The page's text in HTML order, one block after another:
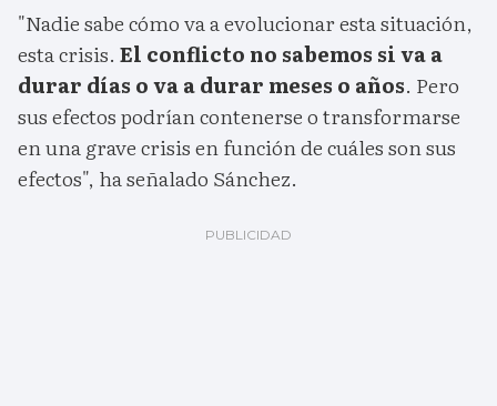
"Nadie sabe cómo va a evolucionar esta situación,
esta crisis. El conflicto no sabemos si va a
durar días o va a durar meses o años. Pero
sus efectos podrían contenerse o transformarse
en una grave crisis en función de cuáles son sus
efectos", ha señalado Sánchez.